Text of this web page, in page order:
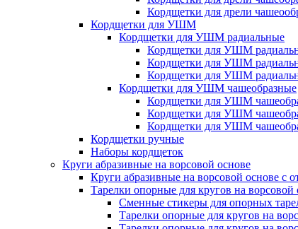
Кордщетки для дрели
Кордщетки для УШМ
Кордщетки для УШМ радиальные
Кордщетки для УШМ
Кордщетки для УШМ
Кордщетки для УШМ
Кордщетки для УШМ чашеобразные
Кордщетки для УШМ
Кордщетки для УШМ
Кордщетки для УШМ
Кордщетки ручные
Наборы кордщеток
Круги абразивные на ворсовой основе
Круги абразивные на ворсовой основе с
Тарелки опорные для кругов на ворсовой
Сменные стикеры для опорных
Тарелки опорные для кругов на